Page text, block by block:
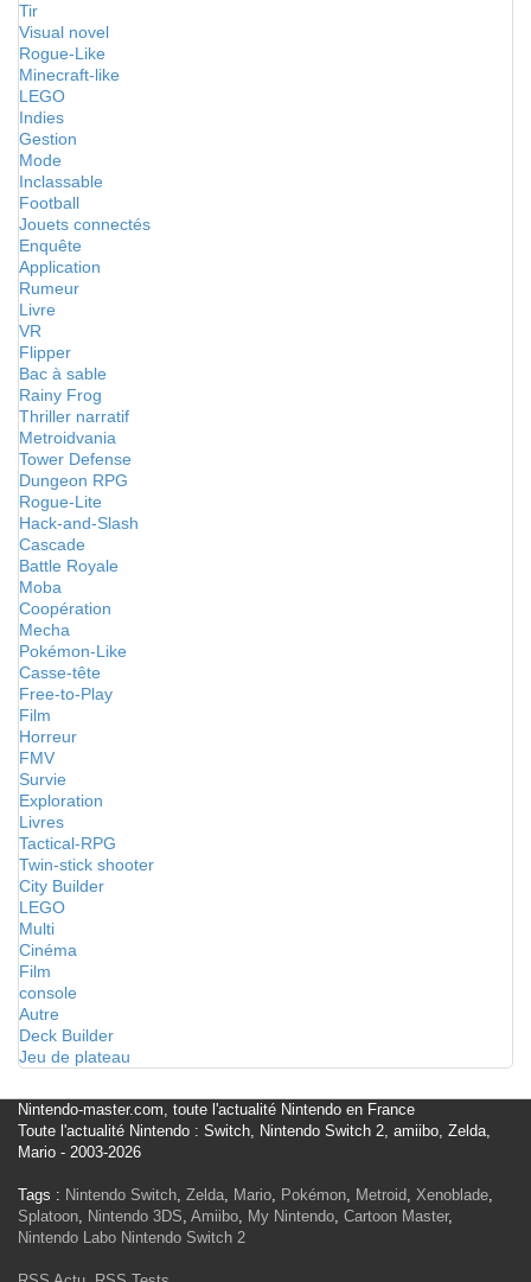
Tir
Visual novel
Rogue-Like
Minecraft-like
LEGO
Indies
Gestion
Mode
Inclassable
Football
Jouets connectés
Enquête
Application
Rumeur
Livre
VR
Flipper
Bac à sable
Rainy Frog
Thriller narratif
Metroidvania
Tower Defense
Dungeon RPG
Rogue-Lite
Hack-and-Slash
Cascade
Battle Royale
Moba
Coopération
Mecha
Pokémon-Like
Casse-tête
Free-to-Play
Film
Horreur
FMV
Survie
Exploration
Livres
Tactical-RPG
Twin-stick shooter
City Builder
LEGO
Multi
Cinéma
Film
console
Autre
Deck Builder
Jeu de plateau
Nintendo-master.com, toute l'actualité Nintendo en France
Toute l'actualité Nintendo : Switch, Nintendo Switch 2, amiibo, Zelda,
Mario - 2003-2026
Tags : Nintendo Switch, Zelda, Mario, Pokémon, Metroid, Xenoblade,
Splatoon, Nintendo 3DS, Amiibo, My Nintendo, Cartoon Master,
Nintendo Labo Nintendo Switch 2